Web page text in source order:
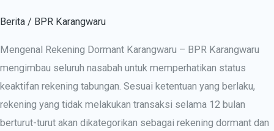
Berita / BPR Karangwaru
Mengenal Rekening Dormant Karangwaru – BPR Karangwaru
mengimbau seluruh nasabah untuk memperhatikan status
keaktifan rekening tabungan. Sesuai ketentuan yang berlaku,
rekening yang tidak melakukan transaksi selama 12 bulan
berturut-turut akan dikategorikan sebagai rekening dormant dan